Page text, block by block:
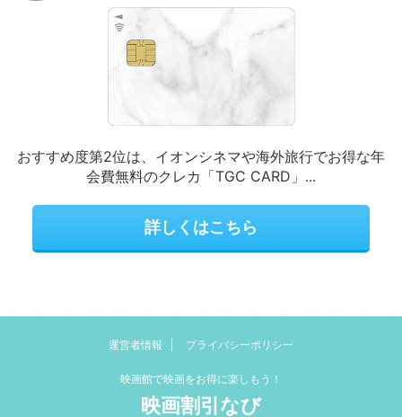
おすすめ度第2位は、イオンシネマや海外旅行でお得な年
会費無料のクレカ「TGC CARD」...
詳しくはこちら
運営者情報 プライバシーポリシー
映画館で映画をお得に楽しもう！
映画割引なび